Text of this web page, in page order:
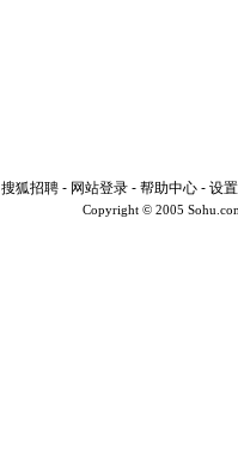
搜狐招聘 - 网站登录 - 帮助中心 - 设
Copyright © 2005